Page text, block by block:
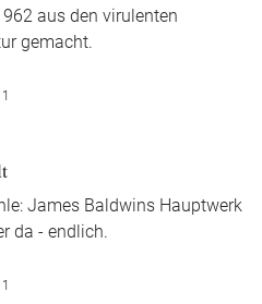
aus den virulenten
gemacht.
James Baldwins Hauptwerk
da - endlich.